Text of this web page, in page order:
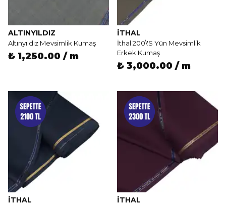
ALTINYILDIZ
Altınyıldız Mevsimlik Kumaş
₺ 1,250.00 / m
İTHAL
İthal 200\'S Yün Mevsimlik
Erkek Kumaş
₺ 3,000.00 / m
İTHAL İTHAL